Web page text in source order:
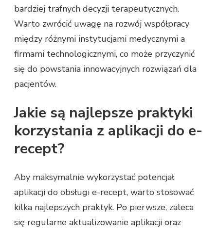
bardziej trafnych decyzji terapeutycznych.
Warto zwrócić uwagę na rozwój współpracy
między różnymi instytucjami medycznymi a
firmami technologicznymi, co może przyczynić
się do powstania innowacyjnych rozwiązań dla
pacjentów.
Jakie są najlepsze praktyki
korzystania z aplikacji do e-
recept?
Aby maksymalnie wykorzystać potencjał
aplikacji do obsługi e-recept, warto stosować
kilka najlepszych praktyk. Po pierwsze, zaleca
się regularne aktualizowanie aplikacji oraz